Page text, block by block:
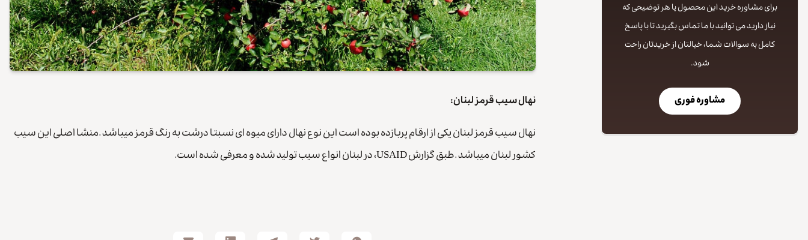
برای مشاوره خرید این محصول یا هر توضیحی که
نیاز دارید می توانید با ما تماس بگیرید تا با پاسخ
کامل به سوالات شما، خیالتان از خریدتان راحت
شود.
مشاوره فوری نهال سیب قرمز لبنان:
نهال سیب قرمز لبنان یکی از ارقام پربازده بوده است این نوع نهال دارای میوه ای نسبتا درشت به رنگ قرمز میباشد .منشا اصلی این سیب
کشور لبنان میباشد .طبق گزارش USAID، در لبنان انواع سیب تولید شده و معرفی شده است.